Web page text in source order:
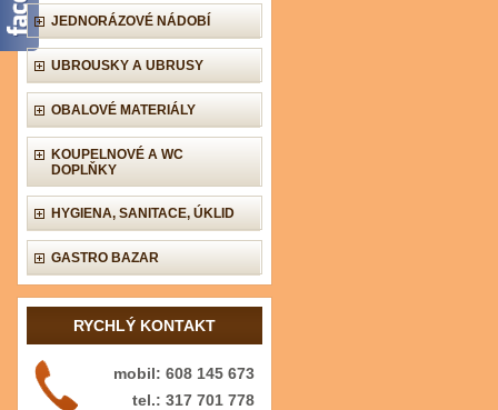
JEDNORÁZOVÉ NÁDOBÍ
UBROUSKY A UBRUSY
OBALOVÉ MATERIÁLY
KOUPELNOVÉ A WC
DOPLŇKY
HYGIENA, SANITACE, ÚKLID
GASTRO BAZAR
RYCHLÝ KONTAKT
mobil: 608 145 673
tel.: 317 701 778